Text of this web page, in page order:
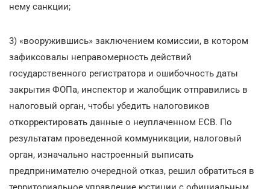
нему санкции;
3) «вооружившись» заключением комиссии, в котором
зафиксовалы неправомерность действий
государственного регистратора и ошибочность даты
закрытия ФОПа, инспектор и жалобщик отправились в
налоговый орган, чтобы убедить налоговиков
откорректировать данные о неуплаченном ЕСВ. По
результатам проведенной коммуникации, налоговый
орган, изначально настроенный выписать
предпринимателю очередной отказ, решил обратиться в